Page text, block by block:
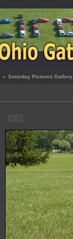
» Saturday Pictures Gallery